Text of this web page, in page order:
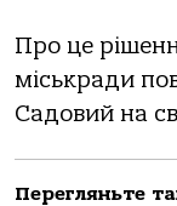
Про це
міськради
Садовий на
Перегляньте